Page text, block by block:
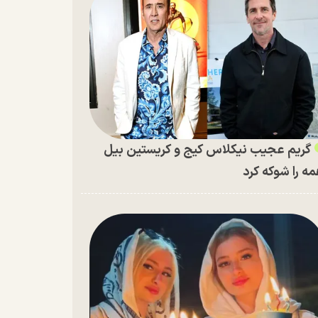
گریم عجیب نیکلاس کیج و کریستین بیل
را شوکه کرد